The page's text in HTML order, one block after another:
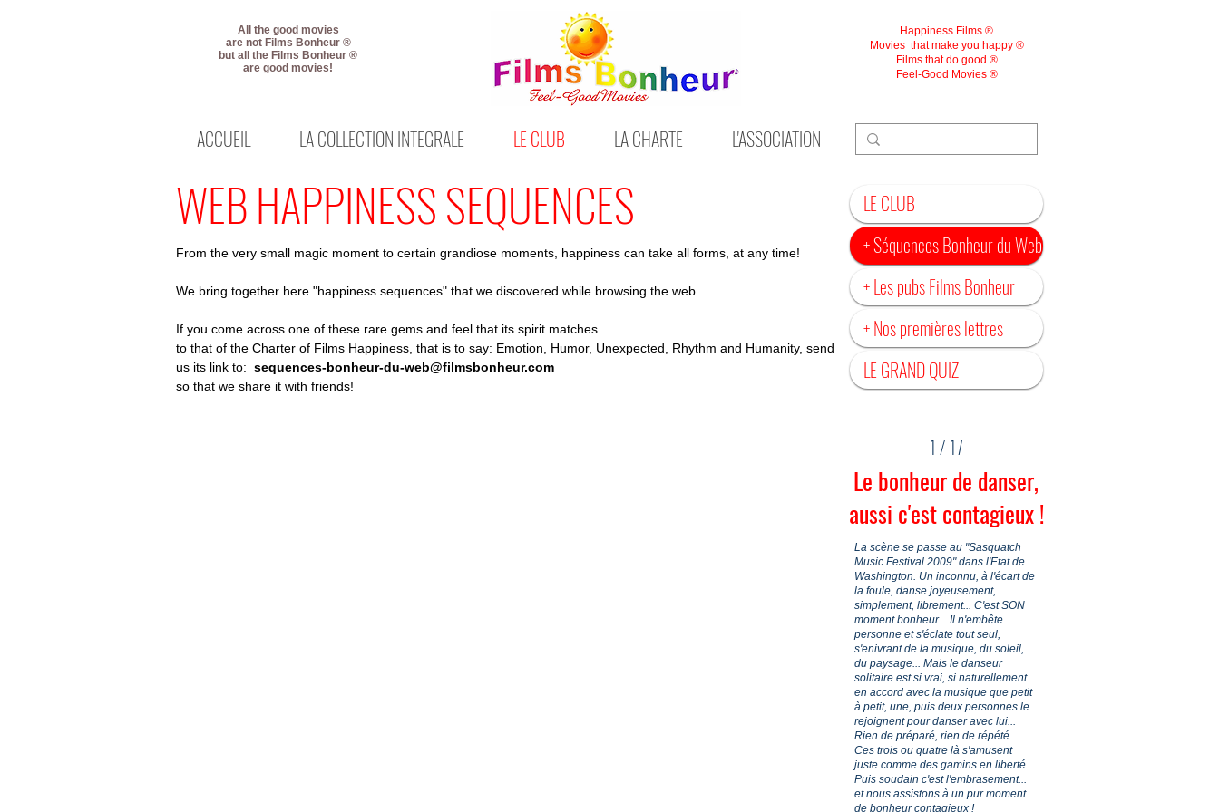
All the good movies
are not Films Bonheur ®
but all the Films Bonheur ®
are good movies!
ACCUEIL LA COLLECTION INTEGRALE LE CLUB LA CHARTE L'ASSOCIATION
Happiness Films ®
Movies that make you happy ®
Films that do good ®
Feel-Good Movies ®
WEB HAPPINESS SEQUENCES
From the very small magic moment to certain grandiose moments, happiness can take all forms, at any time!
We bring together here "happiness sequences" that we discovered while browsing the web.
If you come across one of these rare gems and feel that its spirit matches
to that of the Charter of Films Happiness, that is to say: Emotion, Humor, Unexpected, Rhythm and Humanity, send
us its link to: sequences-bonheur-du-web@filmsbonheur.com
so that we share it with friends!
LE CLUB
+ Séquences Bonheur du Web
+ Les pubs Films Bonheur
+ Nos premières lettres
LE GRAND QUIZ
1 / 17
Le bonheur de danser,
aussi c'est contagieux !
La scène se passe au "Sasquatch
Music Festival 2009" dans l'Etat de
Washington. Un inconnu, à l'écart de
la foule, danse joyeusement,
simplement, librement... C'est SON
moment bonheur... Il n'embête
personne et s'éclate tout seul,
s'enivrant de la musique, du soleil,
du paysage... Mais le danseur
solitaire est si vrai, si naturellement
en accord avec la musique que petit
à petit, une, puis deux personnes le
rejoignent pour danser avec lui...
Rien de préparé, rien de répété...
Ces trois ou quatre là s'amusent
juste comme des gamins en liberté.
Puis soudain c'est l'embrasement...
et nous assistons à un pur moment
de bonheur contagieux !